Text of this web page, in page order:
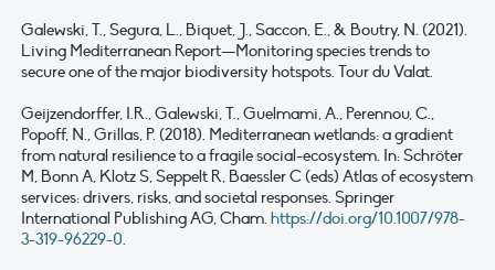
Galewski, T., Segura, L., Biquet, J., Saccon, E., & Boutry, N. (2021).
Living Mediterranean Report—Monitoring species trends to
secure one of the major biodiversity hotspots. Tour du Valat.
Geijzendorffer, I.R., Galewski, T., Guelmami, A., Perennou, C.,
Popoff, N., Grillas, P. (2018). Mediterranean wetlands: a gradient
from natural resilience to a fragile social-ecosystem. In: Schröter
M, Bonn A, Klotz S, Seppelt R, Baessler C (eds) Atlas of ecosystem
services: drivers, risks, and societal responses. Springer
International Publishing AG, Cham. https://doi.org/10.1007/978-
3-319-96229-0.